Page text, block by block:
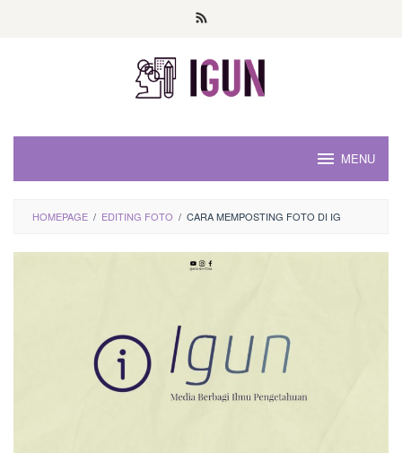
MENU
HOMEPAGE / EDITING FOTO / CARA MEMPOSTING FOTO DI IG